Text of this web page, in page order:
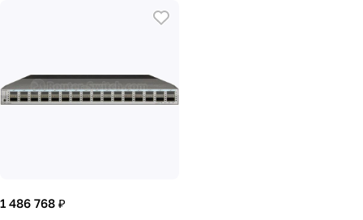
1 486 768 ₽